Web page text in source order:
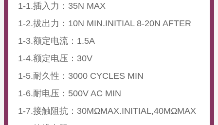
1-1.插入力：35N MAX
1-2.拔出力：10N MIN.INITIAL 8-20N AFTER
1-3.额定电流：1.5A
1-4.额定电压：30V
1-5.耐久性：3000 CYCLES MIN
1-6.耐电压：500V AC MIN
1-7.接触阻抗：30MΩMAX.INITIAL,40MΩMAX